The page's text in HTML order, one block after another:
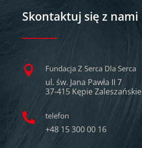
Skontaktuj się z nami
 Fundacja Z Serca Dla Serca
ul. św. Jana Pawła II 7
37-415 Kępie Zaleszańskie
 telefon
+48 15 300 00 16